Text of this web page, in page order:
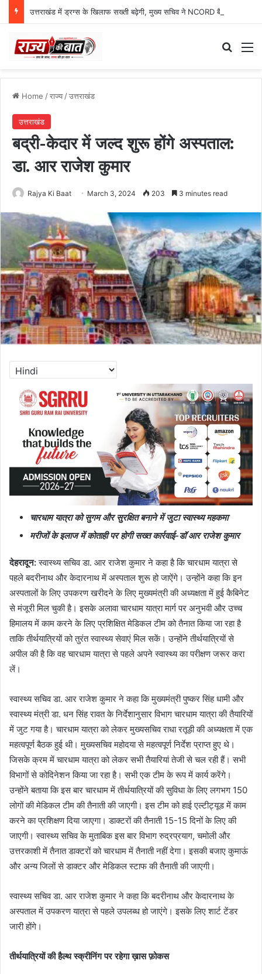
Home /राज्य/उत्तराखंड
उत्तराखंड
बद्री-केदार में जल्द शुरू होंगे अस्पताल:
डा. आर राजेश कुमार
Rajya Ki Baat March 3, 2024 203 3 minutes read
चारधाम यात्रा को सुगम और सुरक्षित बनाने में जुटा स्वास्थ्य महकमा
मरीजों के इलाज में कोताही पर होगी सख्त कार्रवाई-डॉ आर राजेश कुमार
देहरादून: स्वास्थ्य सचिव डा. आर राजेश कुमार ने कहा है कि चारधाम यात्रा से
पहले बदरीनाथ और केदारनाथ में अस्पताल शुरू हो जाऐंगे। उन्होंने कहा कि इन
अस्पतालों के लिए उपकरण खरीदने के लिए मुख्यमंत्री की अध्यक्षता में हुई कैबिनेट
से मंजूरी मिल चुकी है। इसके अलावा चारधाम यात्रा मार्ग पर अनुभवी और उच्च
हिमालय में काम करने के लिए प्रशिक्षित मेडिकल टीम को तैनात किया जा रहा है
ताकि तीर्थयात्रियों को तुरंत स्वास्थ्य सेवाएं मिल सकें। उन्होंने तीर्थयात्रियों से
अपील की है कि वह चारधाम यात्रा से पहले अपने स्वास्थ्य का परीक्षण जरूर करा
लें।
स्वास्थ्य सचिव डा. आर राजेश कुमार ने कहा कि मुख्यमंत्री पुष्कर सिंह धामी और
स्वास्थ्य मंत्री डा. धन सिंह रावत के निर्देशानुसार विभाग चारधाम यात्रा की तैयारियों
में जुट गया है। चारधाम यात्रा को लेकर मुख्यसचिव राधा रतूड़ी की अध्यक्षता में एक
महत्वपूर्ण बैठक हुई थी। मुख्यसचिव महोदया से महत्वपूर्ण निर्देश प्राप्त हुए थे।
जिसके क्रम में चारधाम यात्रा को लेकर सभी तैयारियां तेजी से चल रही हैं। सभी
विभागों से कोदिनेशन किया जा रहा है। सभी एक टीम के रूप में कार्य करेंगे।
उन्होंने बताया कि इस बार चारधाम में तीर्थयात्रियों की सुविधा के लिए लगभग 150
लोगों की मेडिकल टीम की तैनाती की जाएगी। इस टीम को हाई एल्टीट्यूड में काम
करने का प्रशिक्षण दिया जाएगा। डाक्टरों की तैनाती 15-15 दिनों के लिए की
जाएगी। स्वास्थ्य सचिव के मुताबिक इस बार विभाग रुद्रप्रयाग, चमोली और
उत्तरकाशी में तैनात डाक्टरों को चारधाम में तैनाती नहीं देगा। इसकी बजाए कुमाऊं
और अन्य जिलों से डाक्टर और मेडिकल स्टाफ की तैनाती की जाएगी।
स्वास्थ्य सचिव डा. आर राजेश कुमार ने कहा कि बदरीनाथ और केदारनाथ के
अस्पताल में उपकरण यात्रा से पहले उपलब्ध हो जाएंगे। इसके लिए शार्ट टेंडर
जारी होंगे।
तीर्थयात्रियों की हैल्थ स्क्रीनिंग पर रहेगा ख़ास फ़ोकस